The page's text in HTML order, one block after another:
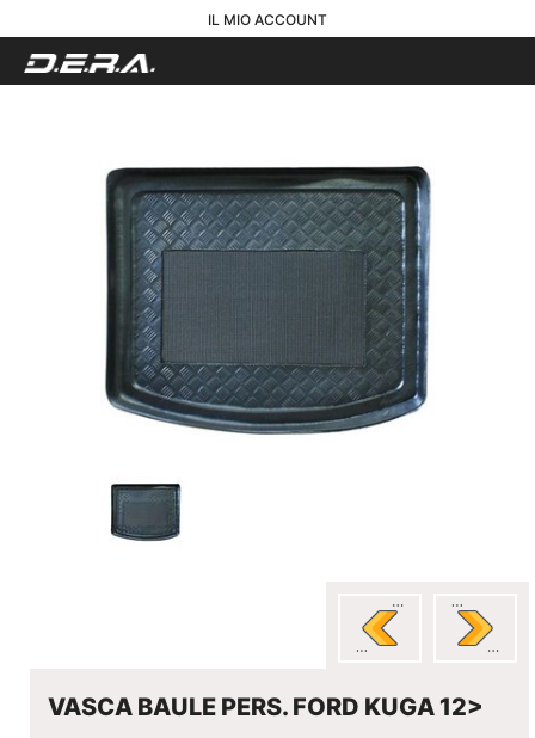
IL MIO ACCOUNT
VASCA BAULE PERS. FORD KUGA 12>